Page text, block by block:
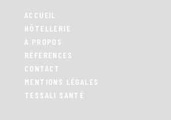
ACCUEIL
HÔTELLERIE
À PROPOS
RÉFÉRENCES
CONTACT
MENTIONS LÉGALES
TESSALI SANTÉ